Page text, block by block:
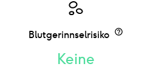
Blutgerinnselrisiko
Keine